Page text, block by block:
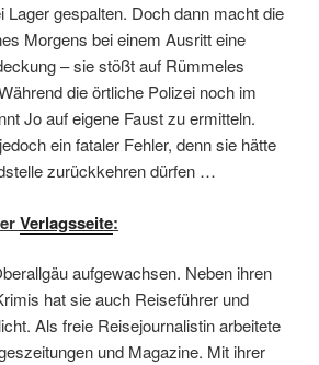
Lager gespalten. Doch dann macht die
Morgens bei einem Ausritt eine
– sie stößt auf Rümmeles
die örtliche Polizei noch im
Jo auf eigene Faust zu ermitteln.
ein fataler Fehler, denn sie hätte
zurückkehren dürfen …
Verlagsseite:
aufgewachsen. Neben ihren
hat sie auch Reiseführer und
Als freie Reisejournalistin arbeitete
und Magazine. Mit ihrer